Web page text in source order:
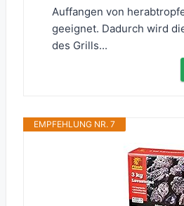
Auffangen von
geeignet. Dadurch wird
des Grills...
EMPFEHLUNG NR. 7